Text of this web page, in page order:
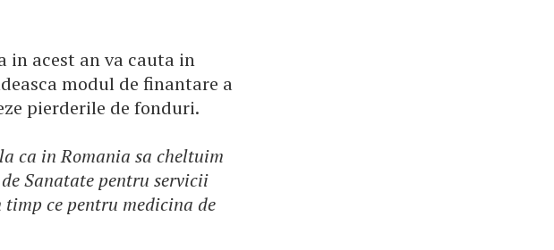
in acest an va cauta in
modul de finantare a
pierderile de fonduri.
ca in Romania sa cheltuim
Sanatate pentru servicii
ce pentru medicina de